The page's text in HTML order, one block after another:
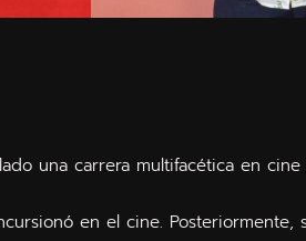
una carrera multifacética en
en el cine.